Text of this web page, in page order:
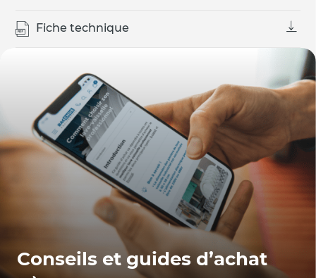
Fiche technique
Conseils et guides d’achat